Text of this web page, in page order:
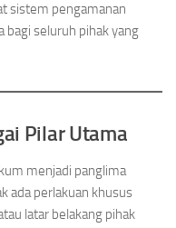
sistem pengamanan
bagi seluruh pihak yang
Pilar Utama
menjadi panglima
ada perlakuan khusus
latar belakang pihak